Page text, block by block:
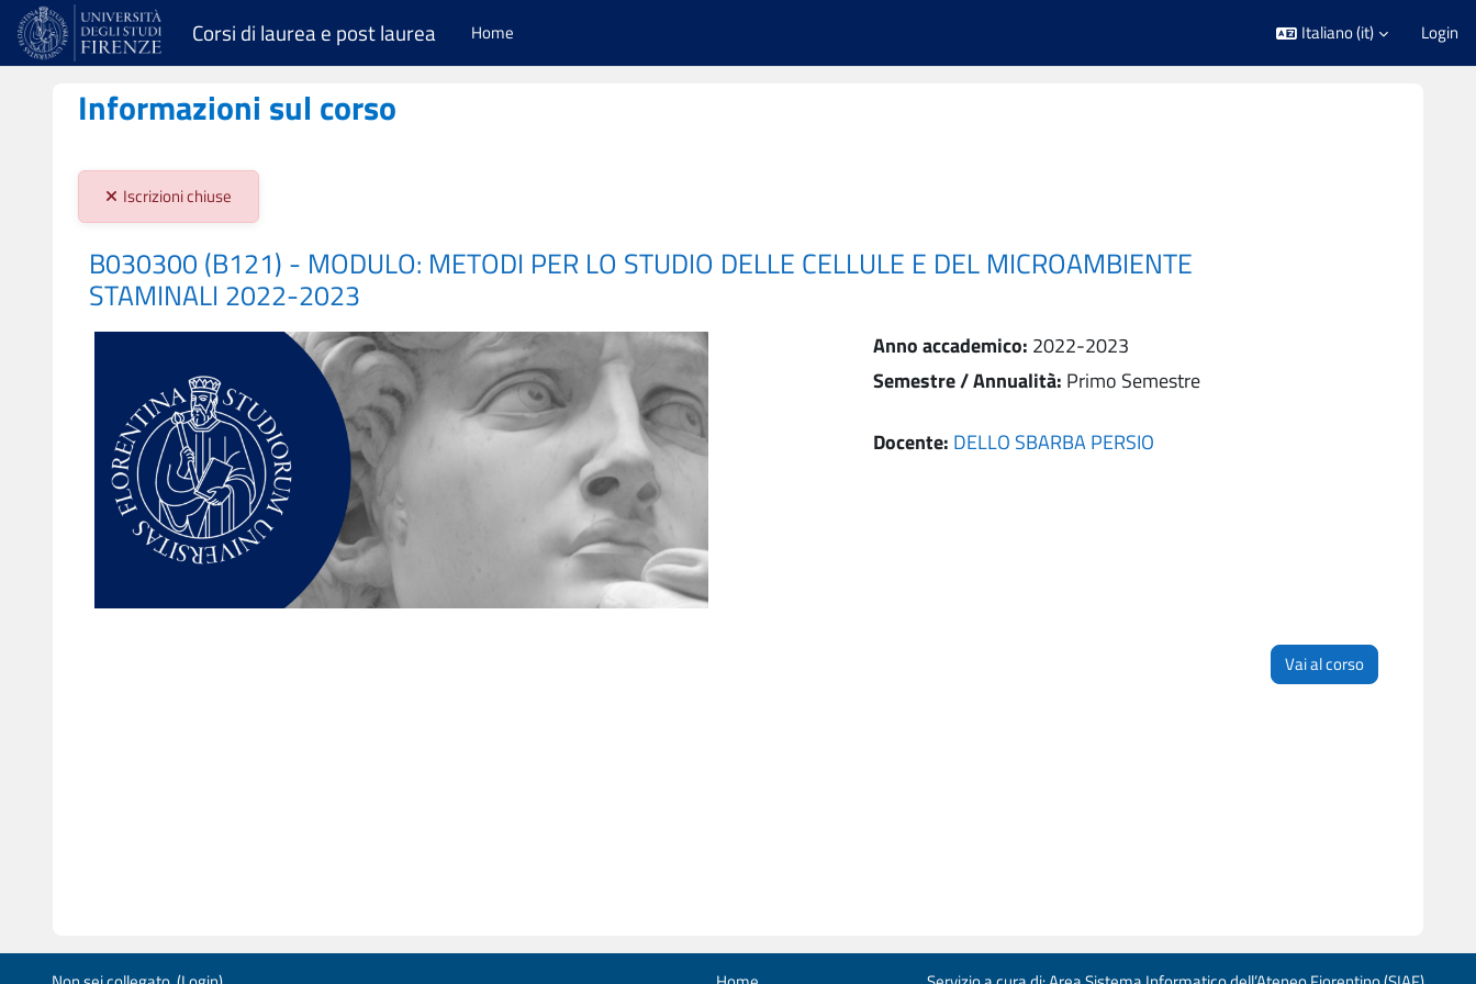
Vai al contenuto principale
Corsi di laurea e post laurea Home Italiano ‎(it)‎ Login
Informazioni sul corso
Stato iscrizioni:
Iscrizioni chiuse
B030300 (B121) - MODULO: METODI PER LO STUDIO DELLE CELLULE E DEL MICROAMBIENTE
STAMINALI 2022-2023
Anno accademico: 2022-2023
Semestre / Annualità: Primo Semestre
Docente: DELLO SBARBA PERSIO
Vai al corso